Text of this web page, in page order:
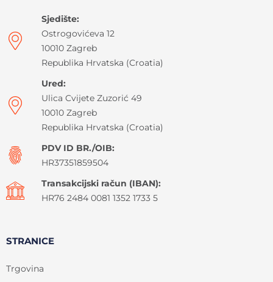
Sjedište:
Ostrogovićeva 12
10010 Zagreb
Republika Hrvatska (Croatia)
Ured:
Ulica Cvijete Zuzorić 49
10010 Zagreb
Republika Hrvatska (Croatia)
PDV ID BR./OIB:
HR37351859504
Transakcijski račun (IBAN):
HR76 2484 0081 1352 1733 5
STRANICE
Trgovina